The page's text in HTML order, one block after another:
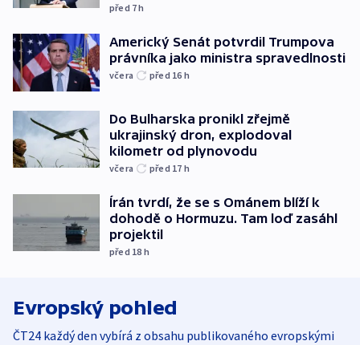
před 7h
Americký Senát potvrdil Trumpova
právníka jako ministra spravedlnosti
včera před 16 h
Do Bulharska pronikl zřejmě
ukrajinský dron, explodoval
kilometr od plynovodu
včera před 17 h
Írán tvrdí, že se s Ománem blíží k
dohodě o Hormuzu. Tam loď zasáhl
projektil
před 18 h
Evropský pohled
ČT24 každý den vybírá z obsahu publikovaného evropskými